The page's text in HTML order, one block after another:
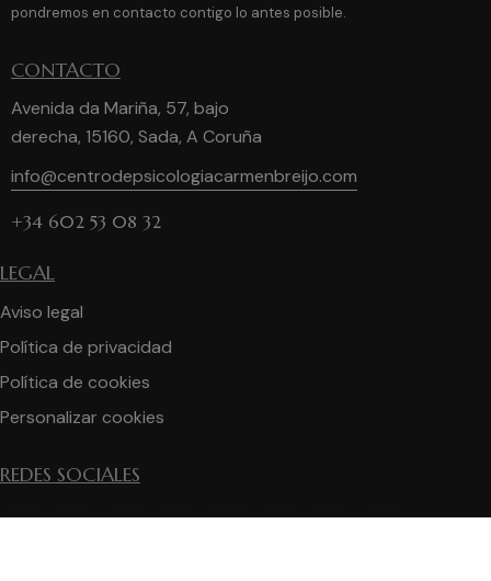
pondremos en contacto contigo lo antes posible.
CONTACTO
Avenida da Mariña, 57, bajo
derecha, 15160, Sada, A Coruña
info@centrodepsicologiacarmenbreijo.com
+34 602 53 08 32
LEGAL
Aviso legal
Política de privacidad
Política de cookies
Personalizar cookies
REDES SOCIALES